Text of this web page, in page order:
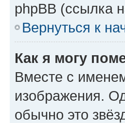
phpBB (ссылка
Вернуться к
Как я могу
Вместе с
изображения.
обычно это